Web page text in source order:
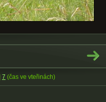
7 (čas ve vteřinách)